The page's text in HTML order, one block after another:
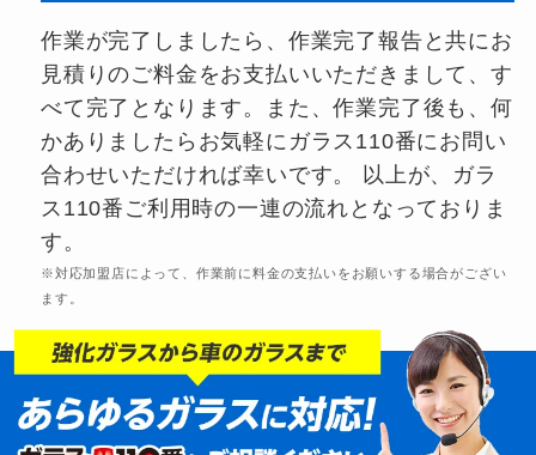
作業が完了しましたら、作業完了報告と共にお
見積りのご料金をお支払いいただきまして、す
べて完了となります。また、作業完了後も、何
かありましたらお気軽にガラス110番にお問い
合わせいただければ幸いです。 以上が、ガラ
ス110番ご利用時の一連の流れとなっておりま
す。
※対応加盟店によって、作業前に料金の支払いをお願いする場合がござい
ます。